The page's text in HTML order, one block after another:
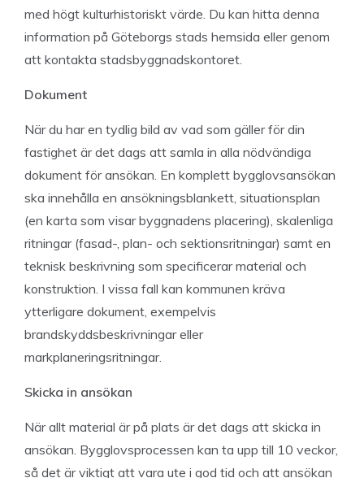
med högt kulturhistoriskt värde. Du kan hitta denna
information på Göteborgs stads hemsida eller genom
att kontakta stadsbyggnadskontoret.
Dokument
När du har en tydlig bild av vad som gäller för din
fastighet är det dags att samla in alla nödvändiga
dokument för ansökan. En komplett bygglovsansökan
ska innehålla en ansökningsblankett, situationsplan
(en karta som visar byggnadens placering), skalenliga
ritningar (fasad-, plan- och sektionsritningar) samt en
teknisk beskrivning som specificerar material och
konstruktion. I vissa fall kan kommunen kräva
ytterligare dokument, exempelvis
brandskyddsbeskrivningar eller
markplaneringsritningar.
Skicka in ansökan
När allt material är på plats är det dags att skicka in
ansökan. Bygglovsprocessen kan ta upp till 10 veckor,
så det är viktigt att vara ute i god tid och att ansökan